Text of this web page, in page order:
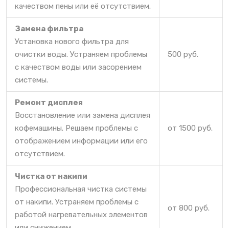
качеством пены или её отсутствием.
Замена фильтра
Установка нового фильтра для
очистки воды. Устраняем проблемы
с качеством воды или засорением
системы.
500 руб.
Ремонт дисплея
Восстановление или замена дисплея
кофемашины. Решаем проблемы с
отображением информации или его
отсутствием.
от 1500 руб.
Чистка от накипи
Профессиональная чистка системы
от накипи. Устраняем проблемы с
работой нагревательных элементов
от 800 руб.